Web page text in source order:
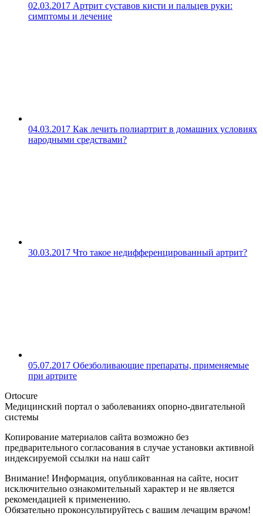
02.03.2017 Артрит суставов кисти и пальцев руки:
симптомы и лечение
04.03.2017 Как лечить полиартрит в домашних условиях
народными средствами?
30.03.2017 Что такое недифференцированный артрит?
05.07.2017 Обезболивающие препараты, применяемые
при артрите
Ortocure
Медицинский портал о заболеваниях опорно-двигательной
системы
Копирование материалов сайта возможно без
предварительного согласования в случае установки активной
индексируемой ссылки на наш сайт
Внимание! Информация, опубликованная на сайте, носит
исключительно ознакомительный характер и не является
рекомендацией к применению.
Обязательно проконсультируйтесь с вашим лечащим врачом!